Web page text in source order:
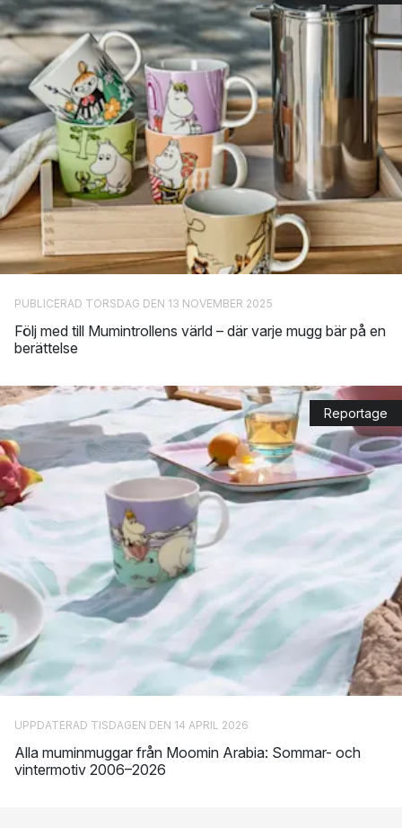
PUBLICERAD TORSDAG DEN 13 NOVEMBER 2025
Följ med till Mumintrollens värld – där varje mugg bär på en
berättelse
UPPDATERAD TISDAGEN DEN 14 APRIL 2026
Alla muminmuggar från Moomin Arabia: Sommar- och
vintermotiv 2006–2026
Reportage